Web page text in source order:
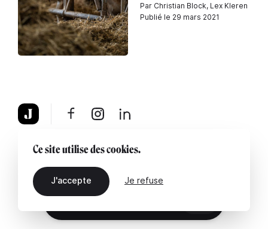
Par Christian Block, Lex Kleren
Publié le 29 mars 2021
À propos Mentions légales Contactez-nous
Ce site utilise des cookies.
J'accepte Je refuse